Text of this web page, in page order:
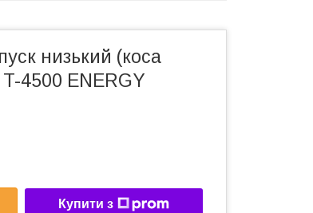
низький (коса
4500 ENERGY
Купити з